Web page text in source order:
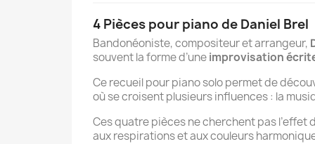
4 Pièces pour piano de Daniel Brel
Bandonéoniste, compositeur et arrangeur,
souvent la forme d’uneimprovisation
Ce recueil pour piano solo permet de
où se croisent plusieurs influences : la
Ces quatre pièces ne cherchent pas
aux respirations et aux couleurs